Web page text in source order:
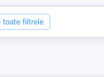
toate filtrele